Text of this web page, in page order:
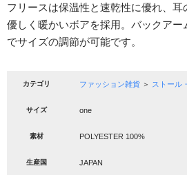
フリースは保温性と速乾性に優れ、耳
優しく暖かいボアを採用。バックアー
でサイズの調節が可能です。
カテゴリ ファッション雑貨 ＞ ストール
サイズ one
素材 POLYESTER 100%
生産国 JAPAN